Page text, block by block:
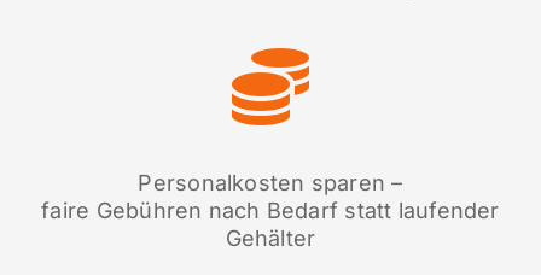
Personalkosten sparen –
faire Gebühren nach Bedarf statt laufender
Gehälter